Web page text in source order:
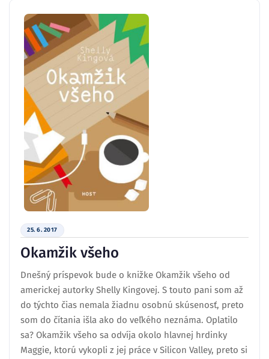
25. 6. 2017
Okamžik všeho
Dnešný príspevok bude o knižke Okamžik všeho od
americkej autorky Shelly Kingovej. S touto pani som až
do týchto čias nemala žiadnu osobnú skúsenosť, preto
som do čítania išla ako do veľkého neznáma. Oplatilo
sa? Okamžik všeho sa odvíja okolo hlavnej hrdinky
Maggie, ktorú vykopli z jej práce v Silicon Valley, preto si